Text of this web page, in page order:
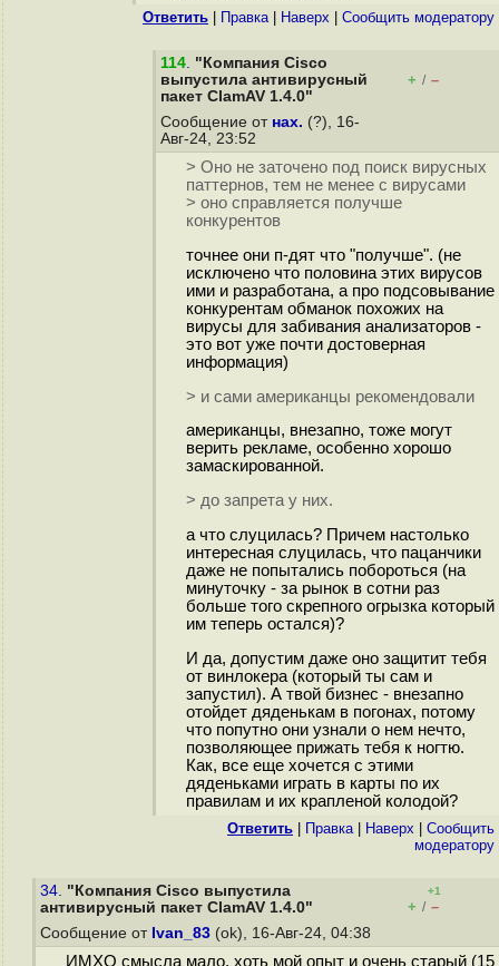
Ответить Правка| Наверх Cообщить модератору
114. "Компания Cisco
выпустила антивирусный
пакет ClamAV 1.4.0"
+ / –
Сообщение от нах. (?), 16-
Авг-24, 23:52
> Оно не заточено под поиск вирусных
паттернов, тем не менее с вирусами
> оно справляется получше
конкурентов
точнее они п-дят что "получше". (не
исключено что половина этих вирусов
ими и разработана, а про подсовывание
конкурентам обманок похожих на
вирусы для забивания анализаторов -
это вот уже почти достоверная
информация)
> и сами американцы рекомендовали
американцы, внезапно, тоже могут
верить рекламе, особенно хорошо
замаскированной.
> до запрета у них.
а что слуцилась? Причем настолько
интересная слуцилась, что пацанчики
даже не попытались побороться (на
минуточку - за рынок в сотни раз
больше того скрепного огрызка который
им теперь остался)?
И да, допустим даже оно защитит тебя
от винлокера (который ты сам и
запустил). А твой бизнес - внезапно
отойдет дяденькам в погонах, потому
что попутно они узнали о нем нечто,
позволяющее прижать тебя к ногтю.
Как, все еще хочется с этими
дяденьками играть в карты по их
правилам и их крапленой колодой?
Ответить Правка| Наверх
Cообщить
модератору
34. "Компания Cisco выпустила
антивирусный пакет ClamAV 1.4.0"
+1
+ / –
Сообщение от Ivan_83 (ok), 16-Авг-24, 04:38
ИМХО смысла мало, хоть мой опыт и очень старый (15